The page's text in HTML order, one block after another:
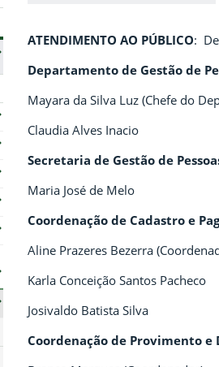
submenus)
ATENDIMENTO AO PÚBLICO:
Departamento de Gestão de
Mayara da Silva Luz (Chefe do
Claudia Alves Inacio
Secretaria de Gestão de
Maria José de Melo
Coordenação de Cadastro e
Aline Prazeres Bezerra
Karla Conceição Santos Pacheco
Josivaldo Batista Silva
Coordenação de Provimento e